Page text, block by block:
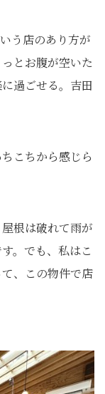
う店のあり方が
とお腹が空いた
過ごせる。吉田
こちから感じら
根は破れて雨が
。でも、私はこ
、この物件で店